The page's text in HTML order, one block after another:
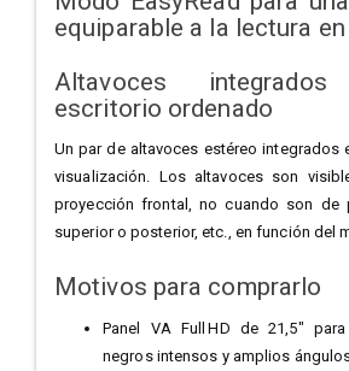
equiparable a la lectura
Altavoces
escritorio ordenado
Un par de altavoces estéreo integrados
visualización. Los altavoces son
proyección frontal, no cuando son de
superior o posterior, etc., en función del
Motivos para comprarlo
Panel VA Full HD de 21,5″
negros intensos y amplios